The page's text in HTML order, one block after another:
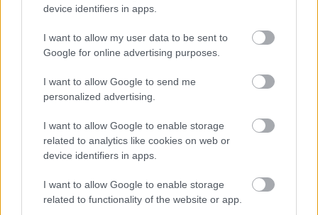
device identifiers in apps.
I want to allow my user data to be sent to
Google for online advertising purposes.
I want to allow Google to send me
personalized advertising.
I want to allow Google to enable storage
related to analytics like cookies on web or
device identifiers in apps.
I want to allow Google to enable storage
related to functionality of the website or app.
SZÍNHÁZRÓL